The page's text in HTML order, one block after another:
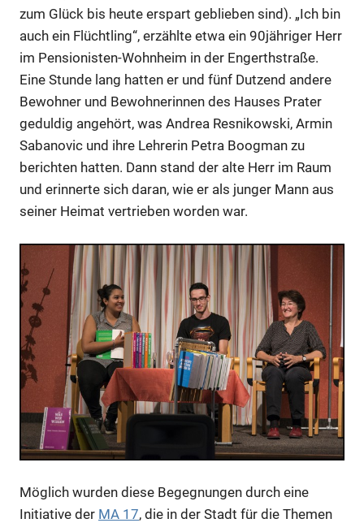
zum Glück bis heute erspart geblieben sind). „Ich bin
auch ein Flüchtling“, erzählte etwa ein 90jähriger Herr
im Pensionisten-Wohnheim in der Engerthstraße.
Eine Stunde lang hatten er und fünf Dutzend andere
Bewohner und Bewohnerinnen des Hauses Prater
geduldig angehört, was Andrea Resnikowski, Armin
Sabanovic und ihre Lehrerin Petra Boogman zu
berichten hatten. Dann stand der alte Herr im Raum
und erinnerte sich daran, wie er als junger Mann aus
seiner Heimat vertrieben worden war.
Möglich wurden diese Begegnungen durch eine
Initiative der MA 17, die in der Stadt für die Themen